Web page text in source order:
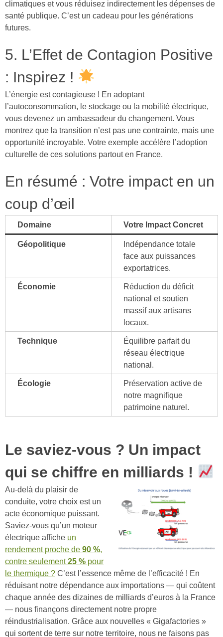
climatiques et vous réduisez indirectement les dépenses de
santé publique. C’est un cadeau pour les générations
futures.
5. L’Effet de Contagion Positive
: Inspirez !
L’énergie est contagieuse ! En adoptant
l’autoconsommation, le stockage ou la mobilité électrique,
vous devenez un ambassadeur du changement. Vous
montrez que la transition n’est pas une contrainte, mais une
opportunité incroyable. Votre exemple accélère l’adoption
culturelle de ces solutions partout en France.
En résumé : Votre impact en un
coup d’œil
Domaine Votre Impact Concret
Géopolitique
Indépendance totale
face aux puissances
exportatrices.
Économie
Réduction du déficit
national et soutien
massif aux artisans
locaux.
Technique
Équilibre parfait du
réseau électrique
national.
Écologie
Préservation active de
notre magnifique
patrimoine naturel.
Le saviez-vous ? Un impact
qui se chiffre en milliards !
Au-delà du plaisir de
conduite, votre choix est un
acte économique puissant.
Saviez-vous qu’un moteur
électrique affiche un
rendement proche de 90 %,
contre seulement25 % pour
le thermique ? C’est l’essence même de l’efficacité ! En
réduisant notre dépendance aux importations — qui coûtent
chaque année des dizaines de milliards d’euros à la France
— nous finançons directement notre propre
réindustrialisation. Grâce aux nouvelles « Gigafactories »
qui sortent de terre sur notre territoire, nous ne faisons pas